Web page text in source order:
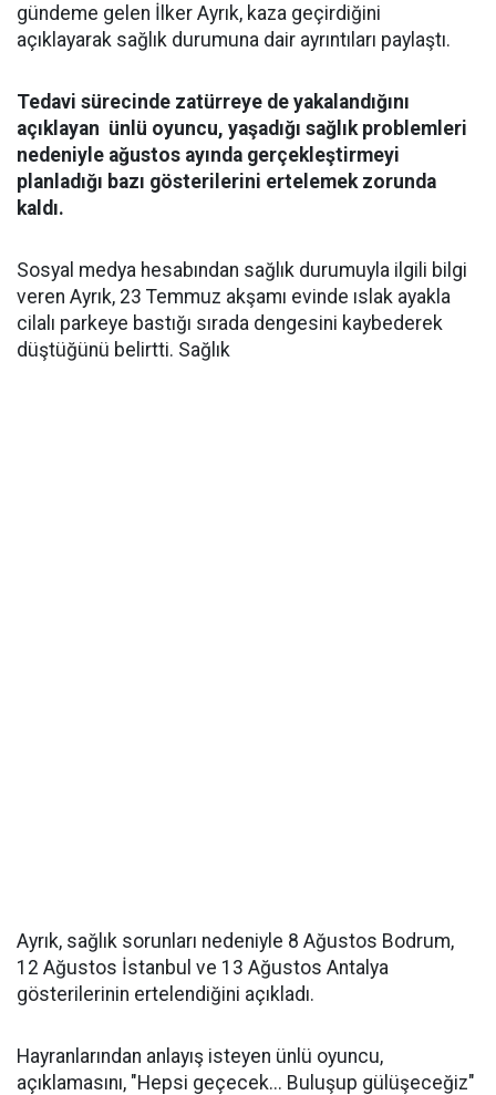
gündeme gelen İlker Ayrık, kaza geçirdiğini
açıklayarak sağlık durumuna dair ayrıntıları paylaştı.
Tedavi sürecinde zatürreye de yakalandığını
açıklayan ünlü oyuncu, yaşadığı sağlık problemleri
nedeniyle ağustos ayında gerçekleştirmeyi
planladığı bazı gösterilerini ertelemek zorunda
kaldı.
Sosyal medya hesabından sağlık durumuyla ilgili bilgi
veren Ayrık, 23 Temmuz akşamı evinde ıslak ayakla
cilalı parkeye bastığı sırada dengesini kaybederek
düştüğünü belirtti. Sağlık
Ayrık, sağlık sorunları nedeniyle 8 Ağustos Bodrum,
12 Ağustos İstanbul ve 13 Ağustos Antalya
gösterilerinin ertelendiğini açıkladı.
Hayranlarından anlayış isteyen ünlü oyuncu,
açıklamasını, "Hepsi geçecek... Buluşup gülüşeceğiz"